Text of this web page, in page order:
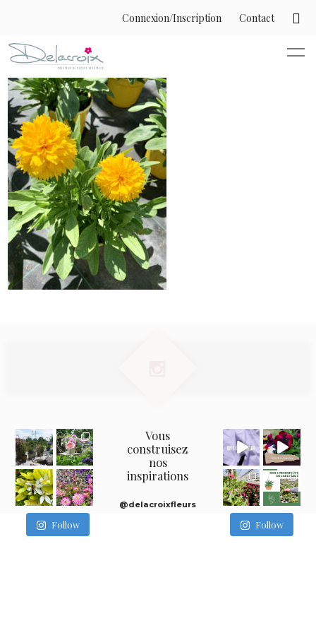
Connexion/Inscription Contact
Follow
Vous
construisez
nos
inspirations
@delacroixfleurs
Follow